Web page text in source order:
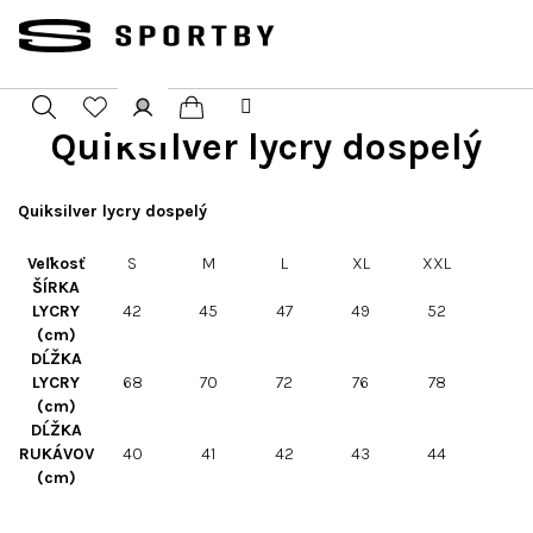
obsah
Hledat PřihlášeníNákupní
košík
Quiksilver lycry dospelý
Quiksilver lycry dospelý
Veľkosť S M L XL
XXL
ŠÍRKA
LYCRY
(cm)
42 45 47 49 52
DĹŽKA
LYCRY
(cm)
68 70 72 76 78
DĹŽKA
RUKÁVOV
(cm)
40 41 42 43 44